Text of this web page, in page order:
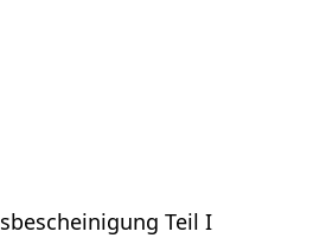
Teil I